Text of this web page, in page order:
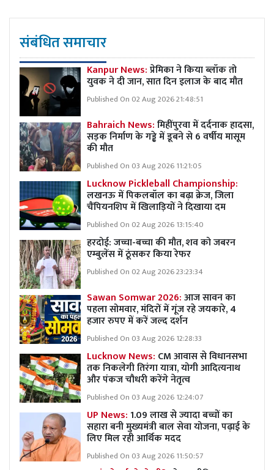
संबंधित समाचार
Kanpur News:प्रेमिका ने किया ब्लॉक तो
युवक ने दी जान, सात दिन इलाज के बाद मौत
Published On 02 Aug 2026 21:48:51
Bahraich News:मिहींपुरवा में दर्दनाक हादसा,
सड़क निर्माण के गड्ढे में डूबने से 6 वर्षीय मासूम
की मौत
Published On 03 Aug 2026 11:21:05
Lucknow Pickleball Championship:
लखनऊ में पिकलबॉल का बढ़ा क्रेज, जिला
चैंपियनशिप में खिलाड़ियों ने दिखाया दम
Published On 02 Aug 2026 13:15:40
हरदोई: जच्चा-बच्चा की मौत, शव को जबरन
एम्बुलेंस में ठूंसकर किया रेफर
Published On 02 Aug 2026 23:23:34
Sawan Somwar 2026:आज सावन का
पहला सोमवार, मंदिरों में गूंज रहे जयकारे, 4
हजार रुपए में करें जल्द दर्शन
Published On 03 Aug 2026 12:28:33
Lucknow News: CM आवास से विधानसभा
तक निकलेगी तिरंगा यात्रा, योगी आदित्यनाथ
और पंकज चौधरी करेंगे नेतृत्व
Published On 03 Aug 2026 12:24:07
UP News:1.09 लाख से ज्यादा बच्चों का
सहारा बनी मुख्यमंत्री बाल सेवा योजना, पढ़ाई के
लिए मिल रही आर्थिक मदद
Published On 03 Aug 2026 11:50:57